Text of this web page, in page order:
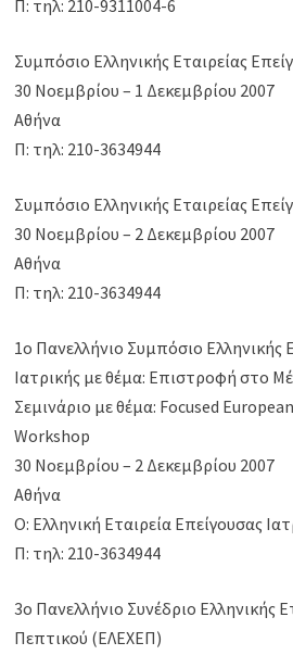
Π: τηλ: 210-9311004-6
Συμπόσιο Ελληνικής Εταιρείας
30 Νοεμβρίου – 1 Δεκεμβρίου 2007
Αθήνα
Π: τηλ: 210-3634944
Συμπόσιο Ελληνικής Εταιρείας
30 Νοεμβρίου – 2 Δεκεμβρίου 2007
Αθήνα
Π: τηλ: 210-3634944
1ο Πανελλήνιο Συμπόσιο Ελληνικής
Ιατρικής με θέμα: Επιστροφή στο
Σεμινάριο με θέμα: Focused
Workshop
30 Νοεμβρίου – 2 Δεκεμβρίου 2007
Αθήνα
Ο: Ελληνική Εταιρεία Επείγουσας
Π: τηλ: 210-3634944
3ο Πανελλήνιο Συνέδριο Ελληνικής
Πεπτικού (ΕΛΕΧΕΠ)